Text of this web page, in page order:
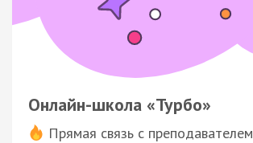
Онлайн-школа «Турбо»
Прямая связь с преподавателем